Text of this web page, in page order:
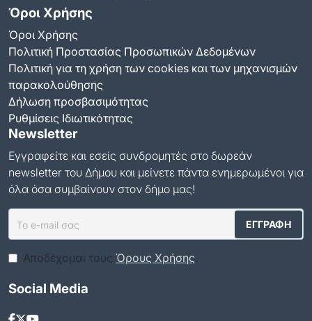
Όροι Χρήσης
Όροι Χρήσης
Πολιτική Προστασίας Προσωπικών Δεδομένων
Πολιτική για τη χρήση των cookies και των μηχανισμών
παρακολούθησης
Δήλωση προσβασιμότητας
Ρυθμίσεις Ιδιωτικότητας
Newsletter
Εγγραφείτε και εσείς συνδρομητές στο δωρεάν
newsletter του Δήμου και μείνετε πάντα ενημερωμένοι για
όλα όσα συμβαίνουν στον δήμο μας!
Αποδέχομαι τους Όρους Χρήσης.
Social Media